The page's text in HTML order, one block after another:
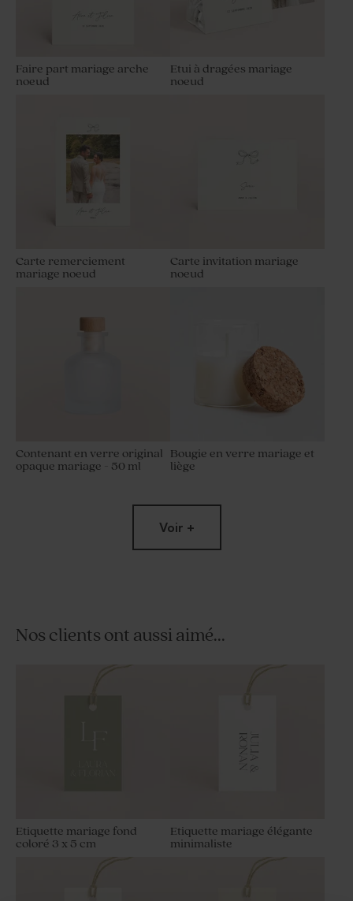
Faire part mariage arche
noeud
Etui à dragées mariage
noeud
Carte remerciement
mariage noeud
Carte invitation mariage
noeud
Contenant en verre original
opaque mariage - 50 ml
Bougie en verre mariage et
liège
Porte clé invités mariage en
Fleurs séchées mariage -
Pot en verre strié mariage
Fiole en verre mariage
Voir +
Nos clients ont aussi aimé...
Etiquette mariage fond
coloré 3 x 5 cm
Etiquette mariage élégante
minimaliste